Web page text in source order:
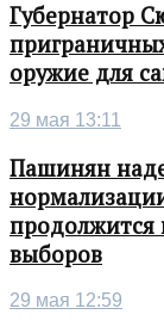
Губернатор
оружие для
29 мая 13:11
Пашинян
выборов
29 мая 12:59